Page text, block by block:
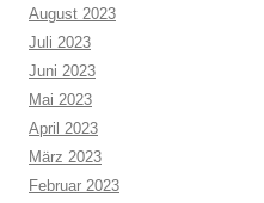
August 2023
Juli 2023
Juni 2023
Mai 2023
April 2023
März 2023
Februar 2023